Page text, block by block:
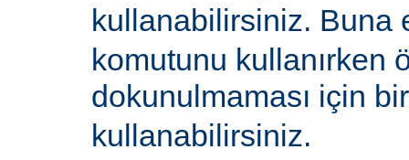
kullanabilirsiniz. Buna
komutunu kullanırken
dokunulmaması için
kullanabilirsiniz.